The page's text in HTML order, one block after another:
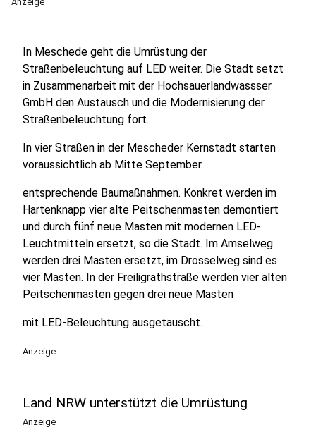
In Meschede geht die Umrüstung der
Straßenbeleuchtung auf LED weiter. Die Stadt setzt
in Zusammenarbeit mit der Hochsauerlandwassser
GmbH den Austausch und die Modernisierung der
Straßenbeleuchtung fort.
In vier Straßen in der Mescheder Kernstadt starten
voraussichtlich ab Mitte September
entsprechende Baumaßnahmen. Konkret werden im
Hartenknapp vier alte Peitschenmasten demontiert
und durch fünf neue Masten mit modernen LED-
Leuchtmitteln ersetzt, so die Stadt. Im Amselweg
werden drei Masten ersetzt, im Drosselweg sind es
vier Masten. In der Freiligrathstraße werden vier alten
Peitschenmasten gegen drei neue Masten
mit LED-Beleuchtung ausgetauscht.
Anzeige
Land NRW unterstützt die Umrüstung
Anzeige